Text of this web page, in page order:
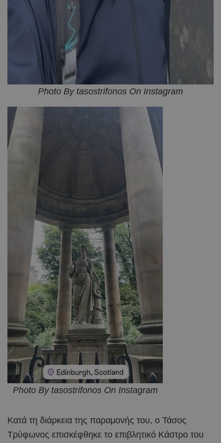
Photo By tasostrifonos On Instagram
Photo By tasostrifonos On Instagram
Κατά τη διάρκεια της παραμονής του, ο Τάσος
Τρύφωνος επισκέφθηκε το επιβλητικό Κάστρο του